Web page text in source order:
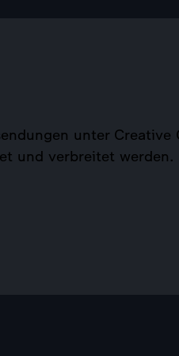
unter Creative
und verbreitet werden.